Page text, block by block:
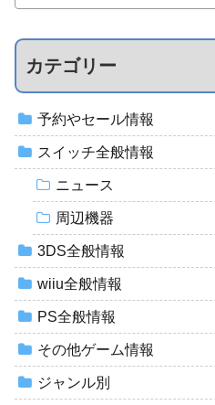
カテゴリー
予約やセール情報
スイッチ全般情報
ニュース
周辺機器
3DS全般情報
wiiu全般情報
PS全般情報
その他ゲーム情報
ジャンル別